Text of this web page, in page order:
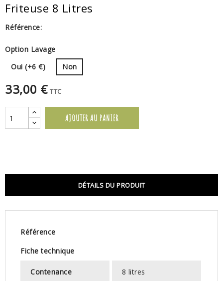
Friteuse 8 Litres
Référence:
Option Lavage
Oui (+6 €)
Non
33,00 € TTC
AJOUTER AU PANIER
DÉTAILS DU PRODUIT
Référence
Fiche technique
Contenance 8 litres